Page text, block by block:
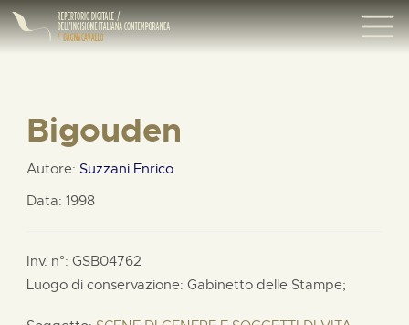
Bigouden
Autore: Suzzani Enrico
Data: 1998
Inv. n°: GSB04762
Luogo di conservazione: Gabinetto delle Stampe;